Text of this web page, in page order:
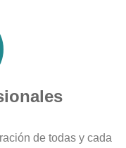
de todas y cada